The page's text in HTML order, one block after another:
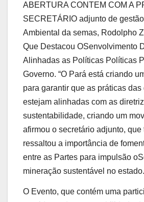
ABERTURA CONTEM COM A
SECRETÁRIO adjunto de
Ambiental da semas, Rodolpho
Que Destacou OSenvolvimento
Alinhadas as Políticas Políticas
Governo. “O Pará está criando
para garantir que as práticas das
estejam alinhadas com as
sustentabilidade, criando um
afirmou o secretário adjunto, que
ressaltou a importância de
entre as Partes para impulsão
mineração sustentável no estado.
O Evento, que contém uma